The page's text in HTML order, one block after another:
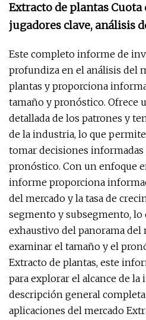
Extracto de plantas
jugadores clave, análisis
Este completo informe de
profundiza en el análisis del
plantas y proporciona
tamaño y pronóstico. Ofrece
detallada de los patrones y
de la industria, lo que
tomar decisiones
pronóstico. Con un enfoque
informe proporciona
del mercado y la tasa de
segmento y subsegmento,
exhaustivo del panorama del
examinar el tamaño y el
Extracto de plantas, este
para explorar el alcance de la
descripción general completa
aplicaciones del mercado